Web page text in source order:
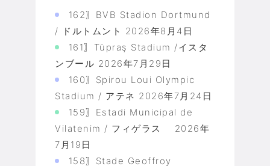
162〗BVB Stadion Dortmund
/ ドルトムント 2026年8月4日
161〗Tüpraş Stadium /イスタ
ンブール 2026年7月29日
160〗Spirou Loui Olympic
Stadium / アテネ 2026年7月24日
159〗Estadi Municipal de
Vilatenim / フィゲラス
2026年
7月19日
158〗Stade Geoffroy